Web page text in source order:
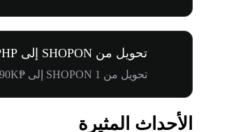
تحويل من SHOPON إلى PHP
تحويل من 1 SHOPON إلى ₱8.90K
الأحداث المثيرة